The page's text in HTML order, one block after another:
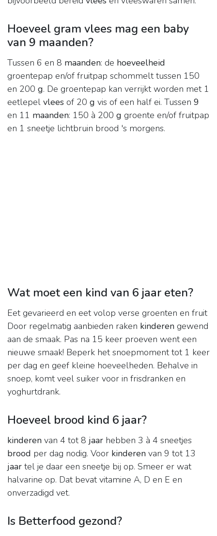
Hoeveel gram vlees mag een baby
van 9 maanden?
Tussen 6 en 8 maanden: de hoeveelheid
groentepap en/of fruitpap schommelt tussen 150
en 200 g. De groentepap kan verrijkt worden met 1
eetlepel vlees of 20 g vis of een half ei. Tussen 9
en 11 maanden: 150 à 200 g groente en/of fruitpap
en 1 sneetje lichtbruin brood 's morgens.
Wat moet een kind van 6 jaar eten?
Eet gevarieerd en eet volop verse groenten en fruit
Door regelmatig aanbieden raken kinderen gewend
aan de smaak. Pas na 15 keer proeven went een
nieuwe smaak! Beperk het snoepmoment tot 1 keer
per dag en geef kleine hoeveelheden. Behalve in
snoep, komt veel suiker voor in frisdranken en
yoghurtdrank.
Hoeveel brood kind 6 jaar?
kinderen van 4 tot 8 jaar hebben 3 à 4 sneetjes
brood per dag nodig. Voor kinderen van 9 tot 13
jaar tel je daar een sneetje bij op. Smeer er wat
halvarine op. Dat bevat vitamine A, D en E en
onverzadigd vet.
Is Betterfood gezond?